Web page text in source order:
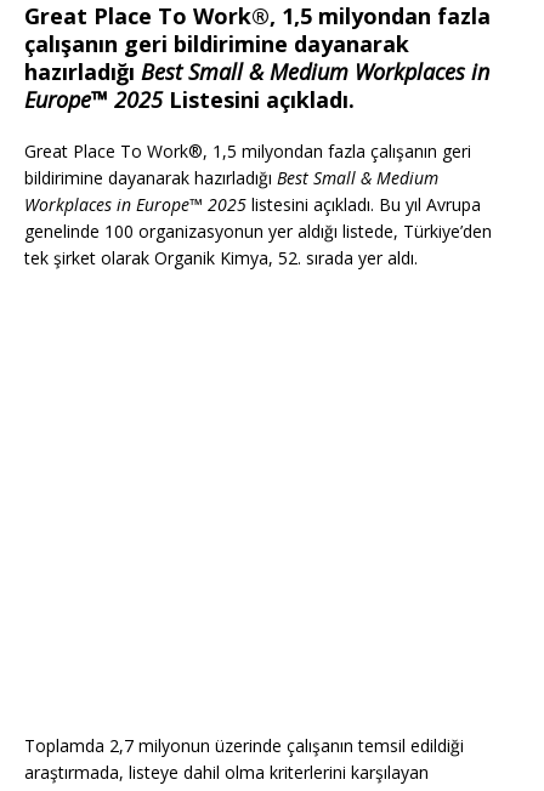
Great Place To Work®, 1,5 milyondan fazla
çalışanın geri bildirimine dayanarak
hazırladığı Best Small & Medium Workplaces in
Europe™ 2025Listesini açıkladı.
Great Place To Work®, 1,5 milyondan fazla çalışanın geri
bildirimine dayanarak hazırladığı Best Small & Medium
Workplaces in Europe™ 2025 listesini açıkladı. Bu yıl Avrupa
genelinde 100 organizasyonun yer aldığı listede, Türkiye’den
tek şirket olarak Organik Kimya, 52. sırada yer aldı.
Toplamda 2,7 milyonun üzerinde çalışanın temsil edildiği
araştırmada, listeye dahil olma kriterlerini karşılayan